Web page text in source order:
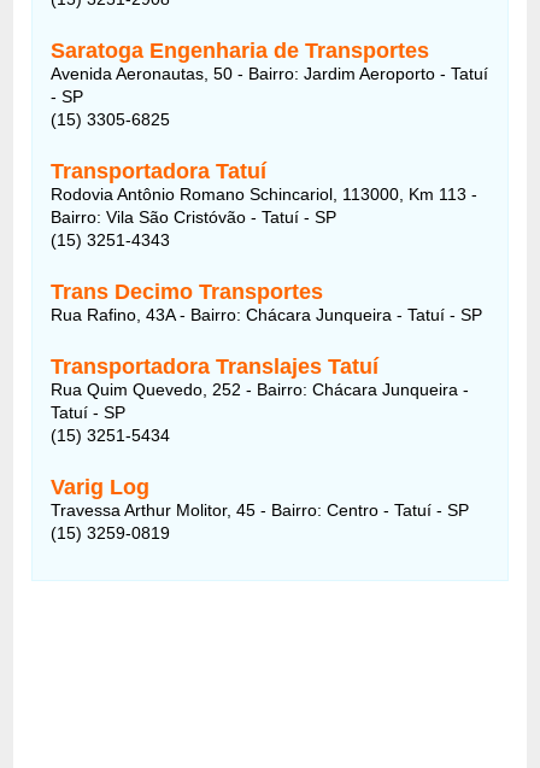
Saratoga Engenharia de Transportes
Avenida Aeronautas, 50 - Bairro: Jardim Aeroporto - Tatuí
- SP
(15) 3305-6825
Transportadora Tatuí
Rodovia Antônio Romano Schincariol, 113000, Km 113 -
Bairro: Vila São Cristóvão - Tatuí - SP
(15) 3251-4343
Trans Decimo Transportes
Rua Rafino, 43A - Bairro: Chácara Junqueira - Tatuí - SP
Transportadora Translajes Tatuí
Rua Quim Quevedo, 252 - Bairro: Chácara Junqueira -
Tatuí - SP
(15) 3251-5434
Varig Log
Travessa Arthur Molitor, 45 - Bairro: Centro - Tatuí - SP
(15) 3259-0819